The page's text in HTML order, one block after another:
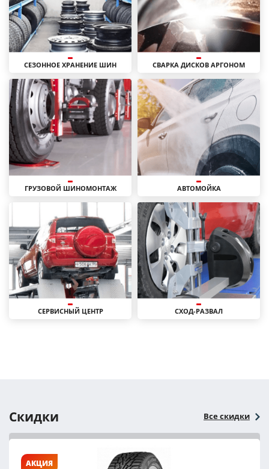
СЕЗОННОЕ ХРАНЕНИЕ ШИН СВАРКА ДИСКОВ АРГОНОМ
ГРУЗОВОЙ ШИНОМОНТАЖ АВТОМОЙКА
СЕРВИСНЫЙ ЦЕНТР СХОД-РАЗВАЛ
Скидки Все скидки
АКЦИЯ